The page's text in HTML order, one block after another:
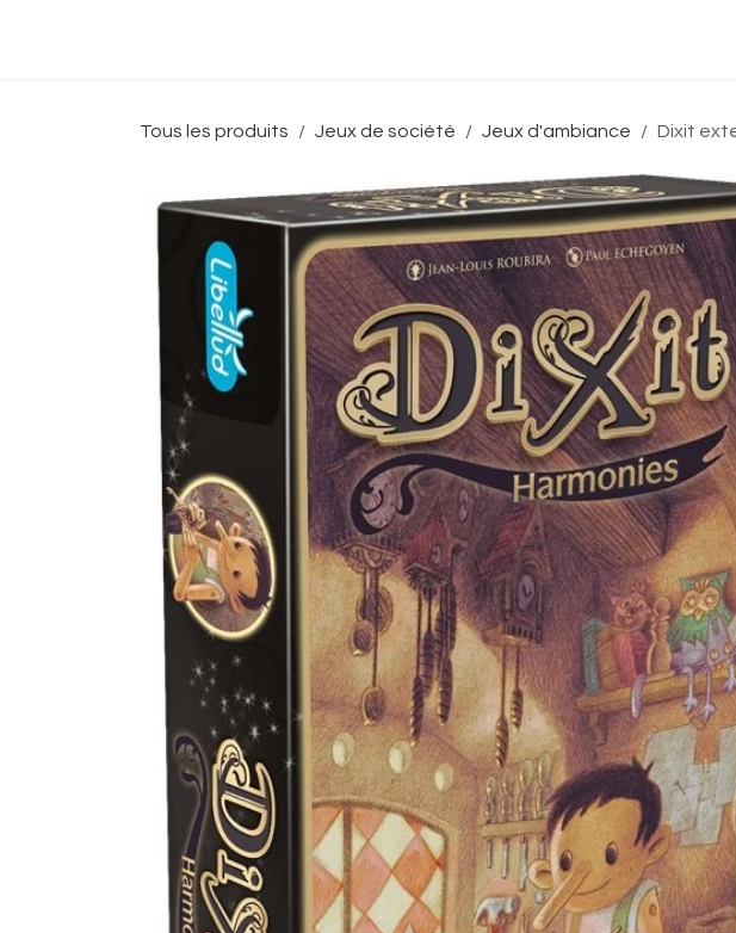
Tous les produits Jeux de société Jeux d'ambiance Dixit